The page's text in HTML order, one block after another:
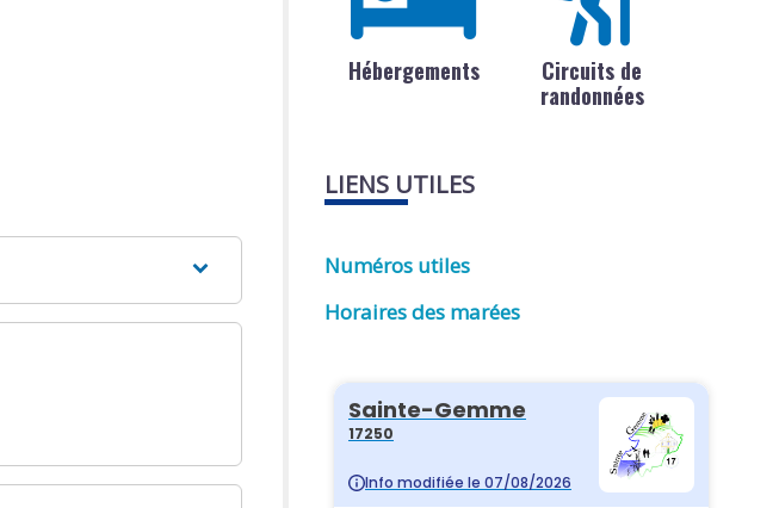
Hébergements
Circuits de
randonnées
LIENS UTILES
Numéros utiles
Horaires des marées